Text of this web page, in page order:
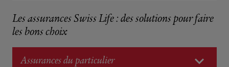
Les assurances Swiss Life : des solutions pour faire
les bons choix
Assurances du particulier